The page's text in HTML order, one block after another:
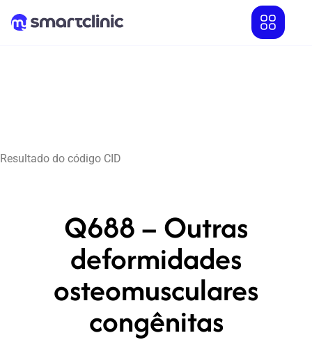
Resultado do código CID
Q688 – Outras
deformidades
osteomusculares
congênitas